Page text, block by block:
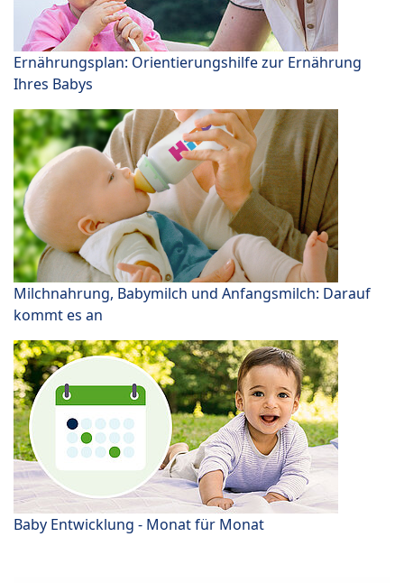
Ernährungsplan: Orientierungshilfe zur Ernährung
Ihres Babys
Milchnahrung, Babymilch und Anfangsmilch: Darauf
kommt es an
Baby Entwicklung - Monat für Monat